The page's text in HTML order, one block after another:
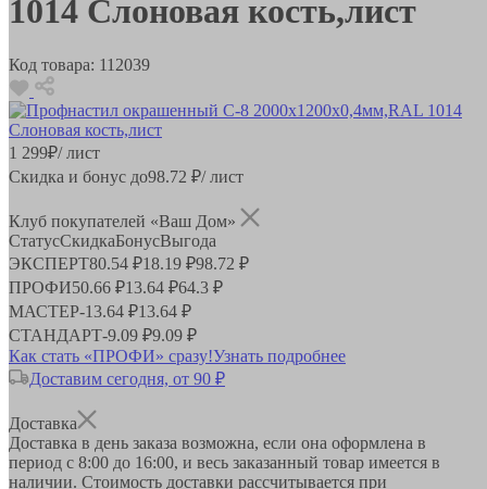
1014 Слоновая кость,лист
Код товара: 112039
1 299₽/ лист
Скидка и бонус до98.72 ₽/ лист
Клуб покупателей «Ваш Дом»
СтатусСкидкаБонусВыгода
ЭКСПЕРТ80.54 ₽18.19 ₽98.72 ₽
ПРОФИ50.66 ₽13.64 ₽64.3 ₽
МАСТЕР-13.64 ₽13.64 ₽
СТАНДАРТ-9.09 ₽9.09 ₽
Как стать «ПРОФИ» сразу!Узнать подробнее
Доставим сегодня, от 90 ₽
Доставка
Доставка в день заказа возможна, если она оформлена в
период с 8:00 до 16:00, и весь заказанный товар имеется в
наличии. Стоимость доставки рассчитывается при